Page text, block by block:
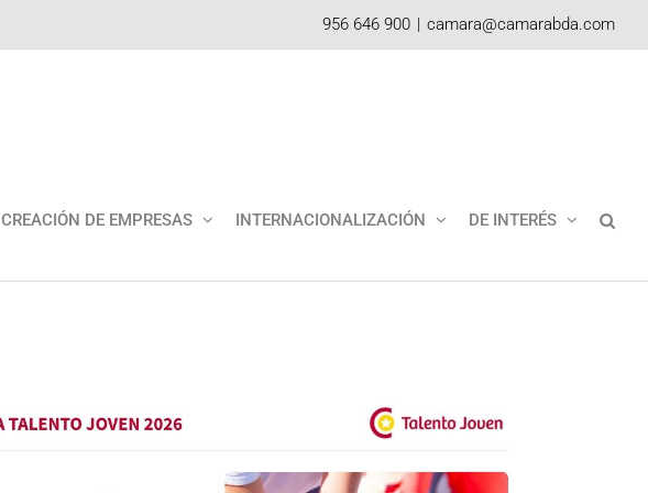
956 646 900 | camara@camarabda.com
CREACIÓN DE EMPRESAS INTERNACIONALIZACIÓN DE INTERÉS